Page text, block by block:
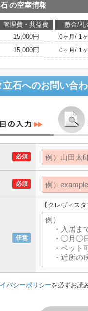
の空室情報
管理費・共益費 敷金/礼
15,000円 0ヶ月 / 1
15,000円 0ヶ月 / 1
立石へのお問い合
必須
必須
任意
【クレヴィス
バシーポリシーを必ずお読